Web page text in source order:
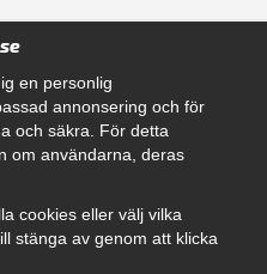
en personlig
annonsering och för
och säkra. För detta
om användarna, deras
cookies eller välj vilka
stänga av genom att klicka